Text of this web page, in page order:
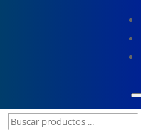
Búsqueda